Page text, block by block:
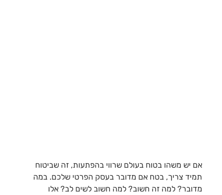
אם יש משהו בטוח בעולם שרווי בהפתעות, זה שביטוח
תמיד צריך, בטח אם מדובר בעסק הפרטי שלכם. במה
מדובר? למה זה חשוב? למה חשוב לשים לב? אלו